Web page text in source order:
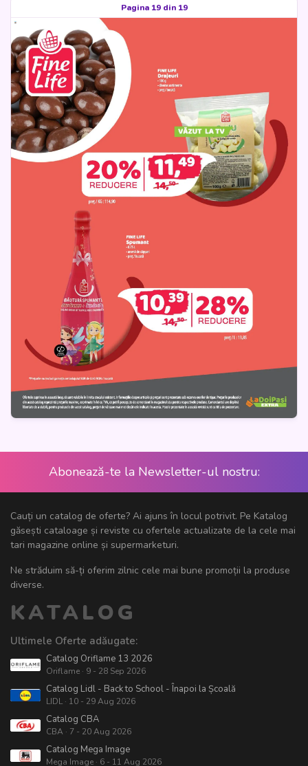
Pagina 19 din 19
Abonează-te la Newsletter-ul nostru:
Cauți un catalog de oferte? Ai ajuns în locul potrivit. Pe Katalog
găsești cataloage și reviste cu ofertele actualizate de la cele mai
tari magazine online și supermarketuri.
Ne străduim să-ți oferim zilnic cele mai bune promoții la produse
diverse.
KATALOG
Ultimele Oferte adăugate:
Catalog Oriflame 13 2026
Oriflame · 9 - 28 Sep 2026
Catalog Lidl - Back to School - Înapoi la Școală
LIDL · 10 - 29 Aug 2026
Catalog CBA
CBA · 7 - 20 Aug 2026
Catalog Mega Image
Mega Image · 6 - 11 Aug 2026